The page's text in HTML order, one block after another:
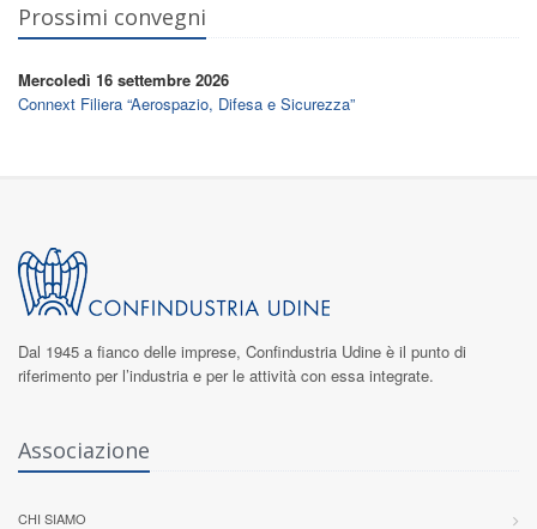
Prossimi convegni
Mercoledì 16 settembre 2026
Connext Filiera “Aerospazio, Difesa e Sicurezza”
Dal 1945 a fianco delle imprese, Confindustria Udine è il punto di
riferimento per l’industria e per le attività con essa integrate.
Associazione
CHI SIAMO